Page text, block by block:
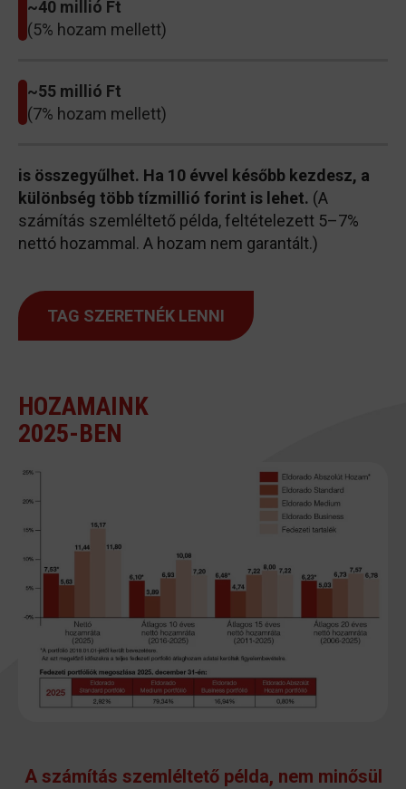
~40 millió Ft
(5% hozam mellett)
~55 millió Ft
(7% hozam mellett)
is összegyűlhet. Ha 10 évvel később kezdesz, a
különbség több tízmillió forint is lehet. (A
számítás szemléltető példa, feltételezett 5–7%
nettó hozammal. A hozam nem garantált.)
TAG SZERETNÉK LENNI
HOZAMAINK
2025-BEN
A számítás szemléltető példa, nem minősül